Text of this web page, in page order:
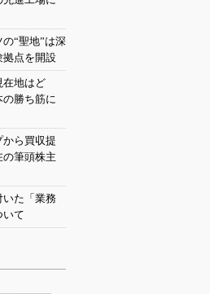
“聖地”は深
拠点を開設
在地はど
勝ち筋に
から買収提
筆頭株主
いた「業務
いて